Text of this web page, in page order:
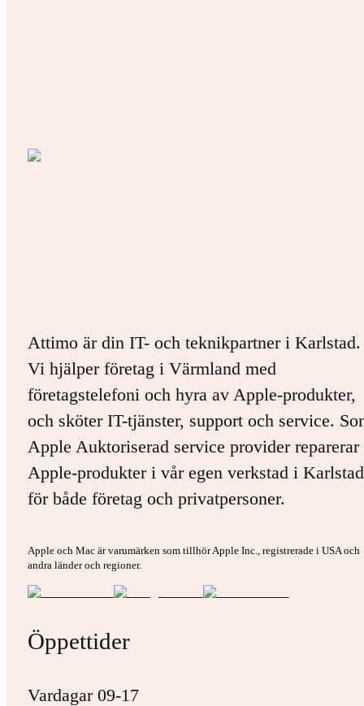
Attimo är din IT- och teknikpartner i Karlstad.
Vi hjälper företag i Värmland med
företagstelefoni och hyra av Apple-produkter,
och sköter IT-tjänster, support och service.
Apple Auktoriserad service provider
Apple-produkter i vår egen verkstad i
för både företag och privatpersoner.
Apple och Mac är varumärken som tillhör Apple Inc., registrerade i USA och
andra länder och regioner.
Öppettider
Vardagar 09-17